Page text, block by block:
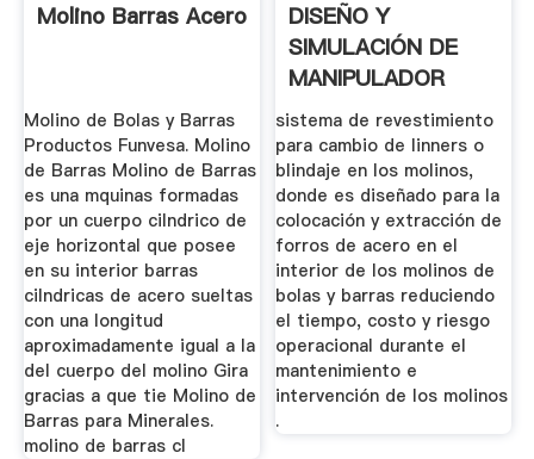
Molino Barras Acero
Molino de Bolas y Barras
Productos Funvesa. Molino
de Barras Molino de Barras
es una mquinas formadas
por un cuerpo cilndrico de
eje horizontal que posee
en su interior barras
cilndricas de acero sueltas
con una longitud
aproximadamente igual a la
del cuerpo del molino Gira
gracias a que tie Molino de
Barras para Minerales.
molino de barras cl
DISEÑO Y
SIMULACIÓN DE
MANIPULADOR
PARA FORROS .
sistema de revestimiento
para cambio de linners o
blindaje en los molinos,
donde es diseñado para la
colocación y extracción de
forros de acero en el
interior de los molinos de
bolas y barras reduciendo
el tiempo, costo y riesgo
operacional durante el
mantenimiento e
intervención de los molinos
.